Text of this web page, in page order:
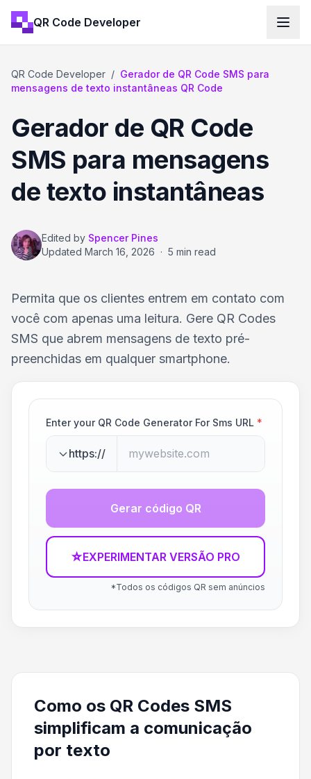
QR Code Developer
QR Code Developer / Gerador de QR Code SMS para
mensagens de texto instantâneas QR Code
Gerador de QR Code
SMS para mensagens
de texto instantâneas
Edited by Spencer Pines
Updated March 16, 2026 · 5 min read
Permita que os clientes entrem em contato com
você com apenas uma leitura. Gere QR Codes
SMS que abrem mensagens de texto pré-
preenchidas em qualquer smartphone.
Enter your QR Code Generator For Sms URL *
https://
Gerar código QR
☆EXPERIMENTAR VERSÃO PRO
*Todos os códigos QR sem anúncios
Como os QR Codes SMS
simplificam a comunicação
por texto